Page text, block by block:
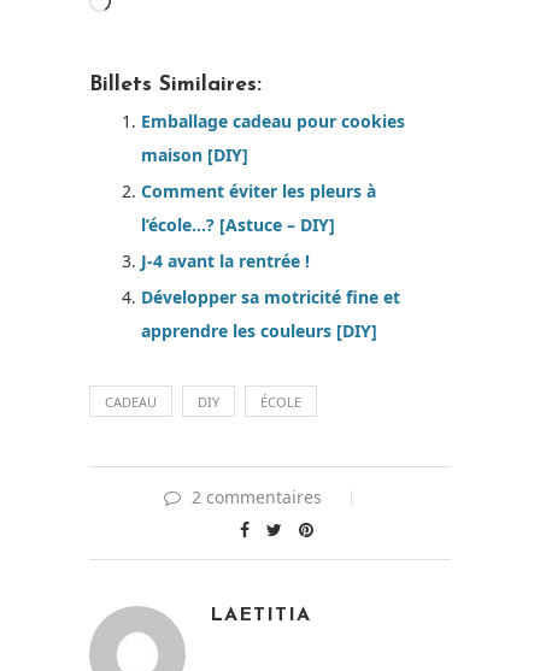
Chargement…
Billets Similaires:
Emballage cadeau pour cookies
maison [DIY]
Comment éviter les pleurs à
l’école…? [Astuce – DIY]
J-4 avant la rentrée !
Développer sa motricité fine et
apprendre les couleurs [DIY]
CADEAU DIY ÉCOLE
2 commentaires
LAETITIA